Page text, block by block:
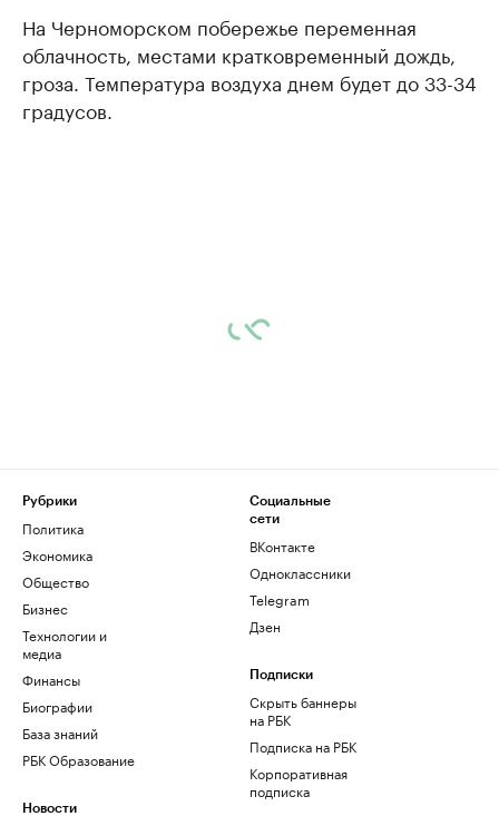
На Черноморском побережье переменная
облачность, местами кратковременный дождь,
гроза. Температура воздуха днем будет до 33-34
градусов.
Рубрики
Политика
Экономика
Общество
Бизнес
Технологии и
медиа
Финансы
Биографии
База знаний
РБК Образование
Новости
Социальные
сети
ВКонтакте
Одноклассники
Telegram
Дзен
Подписки
Скрыть баннеры
на РБК
Подписка на РБК
Корпоративная
подписка